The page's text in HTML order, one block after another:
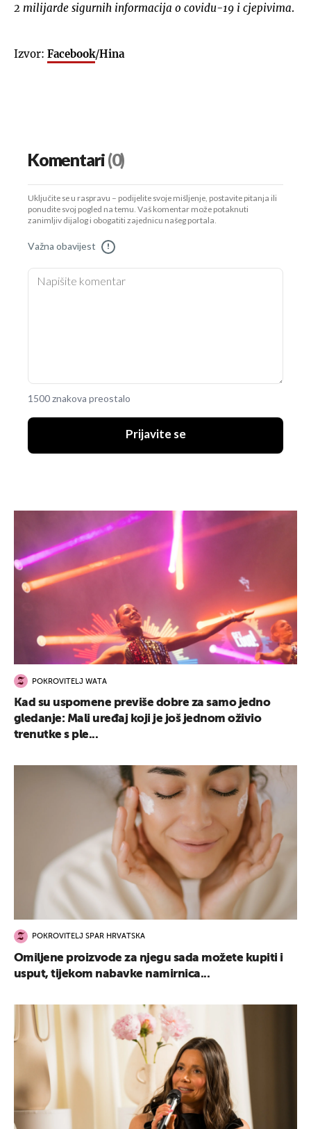
2 milijarde sigurnih informacija o covidu-19 i cjepivima.
Izvor: Facebook/Hina
Komentari(0)
Uključite se u raspravu – podijelite svoje mišljenje, postavite pitanja ili
ponudite svoj pogled na temu. Vaš komentar može potaknuti
zanimljiv dijalog i obogatiti zajednicu našeg portala.
Važna obavijest !
1500 znakova preostalo
Prijavite se
POKROVITELJ WATA
Kad su uspomene previše dobre za samo jedno
gledanje: Mali uređaj koji je još jednom oživio
trenutke s ple...
POKROVITELJ SPAR HRVATSKA
Omiljene proizvode za njegu sada možete kupiti i
usput, tijekom nabavke namirnica...